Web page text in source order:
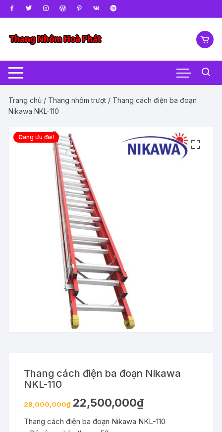
Chuyển
tới
dung
Trang chủ / Thang nhôm trượt / Thang cách điện ba đoạn
Nikawa NKL-110
Đang ưu đãi!
Thang cách điện ba đoạn Nikawa
NKL-110
28,000,000₫ 22,500,000₫
Thang cách điện ba đoạn Nikawa NKL-110